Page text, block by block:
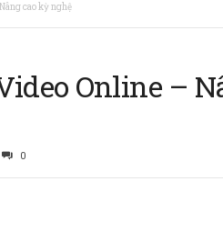
cao kỳ nghệ
Online –
0